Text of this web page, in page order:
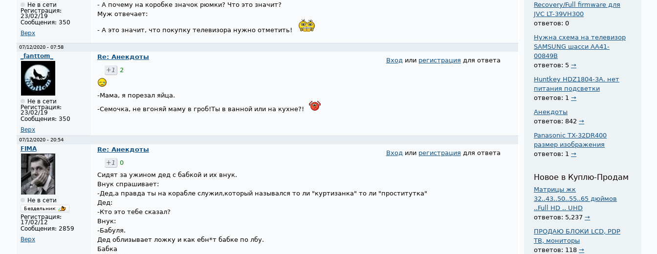
Не в сети
Регистрация:
23/02/19
Сообщения: 350
Верх
- А почему на коробке значок рюмки? Что это значит?
Муж отвечает:
- А это значит, что покупку телевизора нужно отметить!
07/12/2020 - 07:58
_fanttom_
Не в сети
Регистрация:
23/02/19
Сообщения: 350
Верх
Входили регистрация для ответа
Re: Анекдоты
+1
2
-Мама, я порезал яйца.
-Семочка, не вгоняй маму в гроб!Ты в ванной или на кухне?!
07/12/2020 - 20:54
FIMA
Не в сети
Регистрация:
17/02/12
Сообщения: 2859
Верх
Входили регистрация для ответа
Re: Анекдоты
+1
0
Сидят за ужином дед с бабкой и их внук.
Внук спрашивает:
-Дед,а правда ты на корабле служил,который назывался то ли "куртизанка" то ли "проститутка"
Дед:
-Кто это тебе сказал?
Внук:
-Бабуля.
Дед облизывает ложку и как ебн*т бабке по лбу.
Бабка
Recovery/Full firmware для
JVC LT-39VH300
ответов: 0
Нужна схема на телевизор
SAMSUNG шасси AA41-
00849B
ответов: 5→
Huntkey HDZ1804-3A. нет
питания подсветки
ответов: 1→
Анекдоты
ответов: 842→
Panasonic TX-32DR400
размер изображения
ответов: 1→
Новое в Куплю-Продам
Матрицы жк
32..43..50..55..65 дюймов
..Full HD .. UHD
ответов: 5,237→
ПРОДАЮ БЛОКИ LCD, PDP
ТВ, мониторы
ответов: 118→